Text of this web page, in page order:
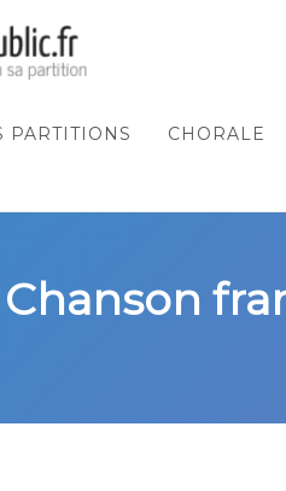
PARTITIONS CHORALE